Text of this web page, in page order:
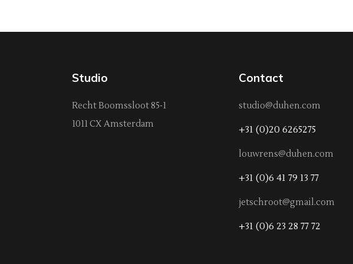
Studio
Recht Boomssloot 85-1
1011 CX Amsterdam
Contact
studio@duhen.com
+31 (0)20 6265275
louwrens@duhen.com
+31 (0)6 41 79 13 77
jetschroot@gmail.com
+31 (0)6 23 28 77 72